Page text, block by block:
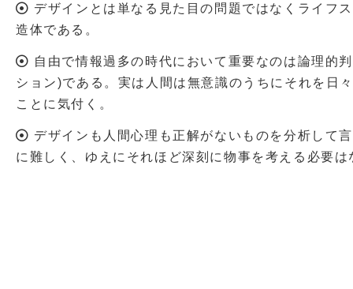
デザインとは単なる見た目の問題ではなくライフ
造体である。
自由で情報過多の時代において重要なのは論理的
ション)である。実は人間は無意識のうちにそれを日
ことに気付く。
デザインも人間心理も正解がないものを分析して
に難しく、ゆえにそれほど深刻に物事を考える必要